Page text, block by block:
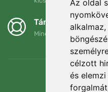
Az oldal
célzott
és
Támogatjuk a
Minden